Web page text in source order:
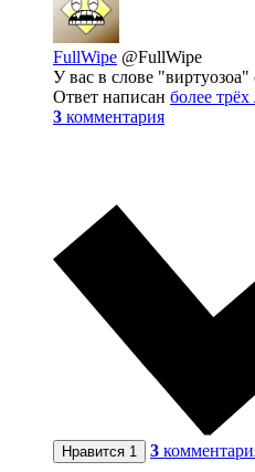
FullWipe @FullWipe
У вас в слове
Ответ написан более трёх
3 комментария
Нравится 1 3